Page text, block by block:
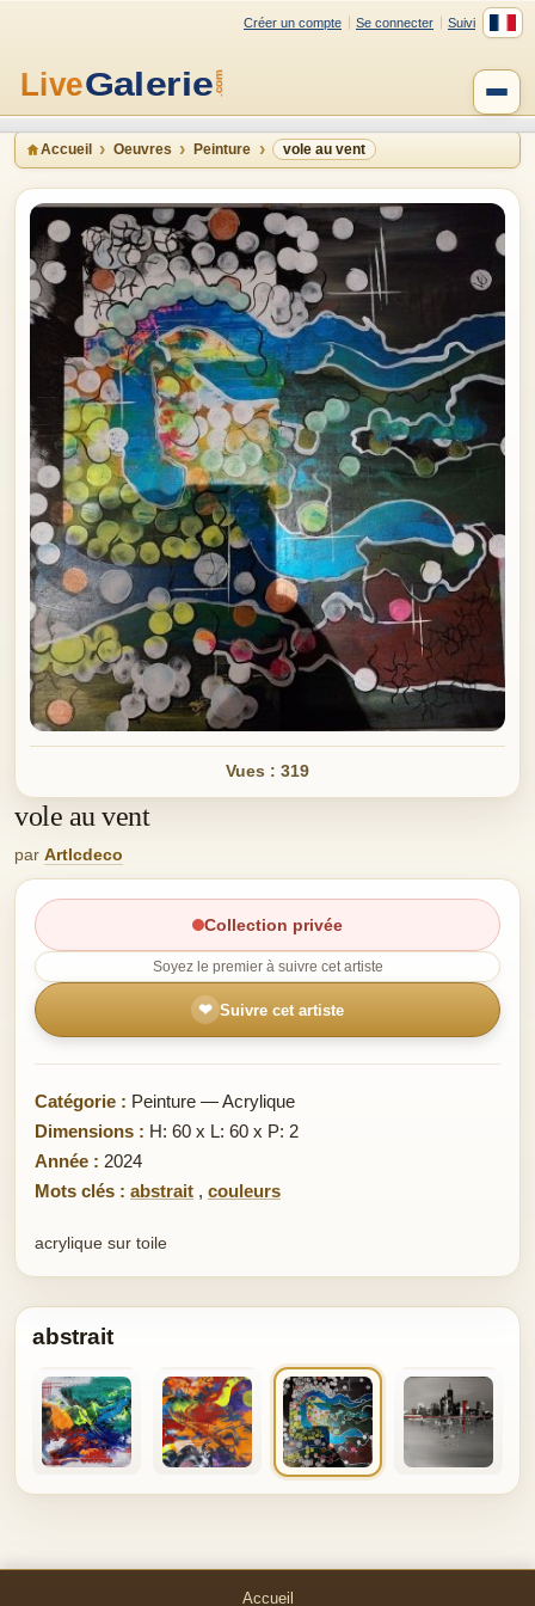
Créer un compte Se connecter Suivi
Accueil Oeuvres Peinture vole au vent
Vues : 319
vole au vent
par Artlcdeco
Collection privée
Soyez le premier à suivre cet artiste
❤ Suivre cet artiste
Catégorie : Peinture — Acrylique
Dimensions : H: 60 x L: 60 x P: 2
Année : 2024
Mots clés : abstrait , couleurs
acrylique sur toile
abstrait
Accueil